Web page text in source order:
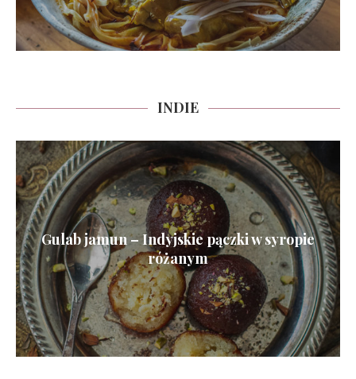
INDIE
Gulab jamun – Indyjskie pączki w syropie
różanym